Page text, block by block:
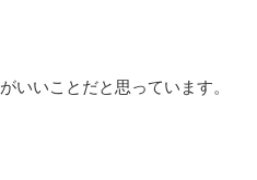
いいことだと思っています。